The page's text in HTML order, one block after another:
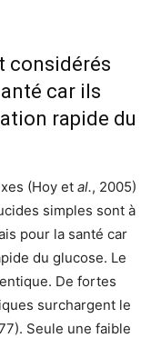
considérés
car ils
rapide du
(Hoy et al., 2005)
simples sont à
pour la santé car
du glucose. Le
De fortes
surchargent le
Seule une faible